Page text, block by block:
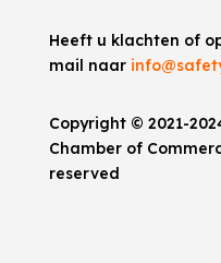
Heeft u klachten of
mail naar
Copyright © 2021-
Chamber of
reserved